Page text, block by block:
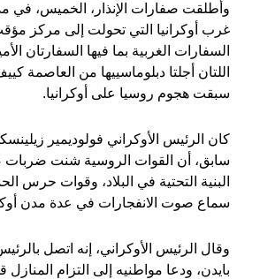
وأُطلقت صفارات الإنذار، الخميس، في
غرب أوكرانيا التي تحولت إلى مركز
السفارات الغربية بما فيها السفارتان
اللتان أجلتا دبلوماسييها من العاصمة
سبقت هجوم روسيا على أوكرانيا.
كان الرئيس الأوكراني فولوديمير
سابق، أن القوات الروسية شنت
البنية التحتية في البلاد، وقوات حرس
سماع صوت الانفجارات في عدة مدن
وقال الرئيس الأوكراني، إنه اتصل
بايدن، ودعا مواطنيه إلى التزام المنازل